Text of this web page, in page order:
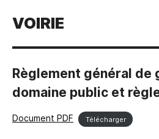
PORTDE
MUSÉEDE
VOIRIE
Règlement général de
domaine public et
Document PDF Télécharger